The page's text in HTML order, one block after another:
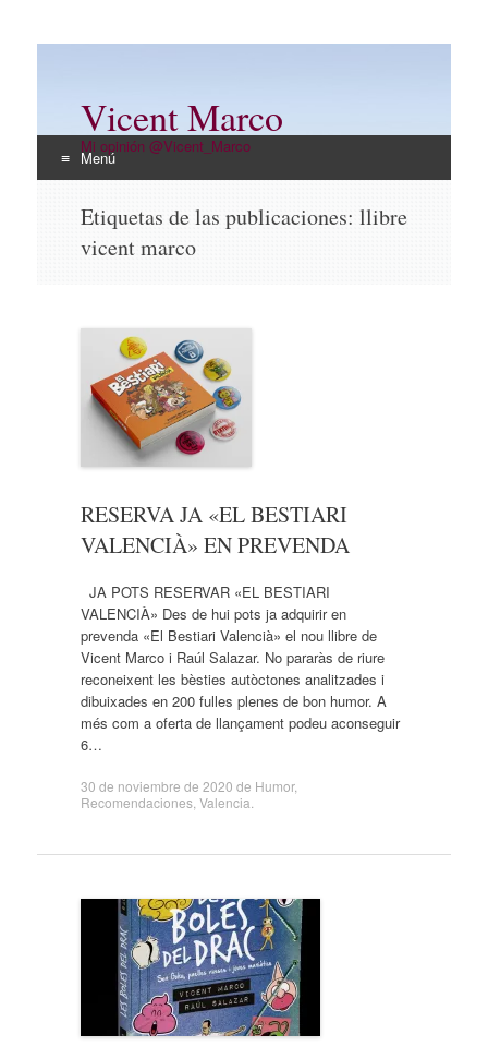
Vicent Marco
Mi opinión @Vicent_Marco
Menú
contenido
Etiquetas de las publicaciones: llibre
vicent marco
RESERVA JA «EL BESTIARI
VALENCIÀ» EN PREVENDA
JA POTS RESERVAR «EL BESTIARI
VALENCIÀ» Des de hui pots ja adquirir en
prevenda «El Bestiari Valencià» el nou llibre de
Vicent Marco i Raúl Salazar. No pararàs de riure
reconeixent les bèsties autòctones analitzades i
dibuixades en 200 fulles plenes de bon humor. A
més com a oferta de llançament podeu aconseguir
6…
30 de noviembre de 2020 de Humor,
Recomendaciones, Valencia